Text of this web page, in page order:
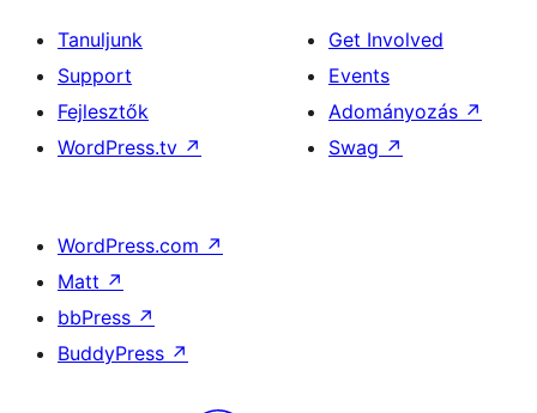
Tanuljunk
Support
Fejlesztők
WordPress.tv ↗
Get Involved
Events
Adományozás ↗
Swag ↗
WordPress.com ↗
Matt ↗
bbPress ↗
BuddyPress ↗